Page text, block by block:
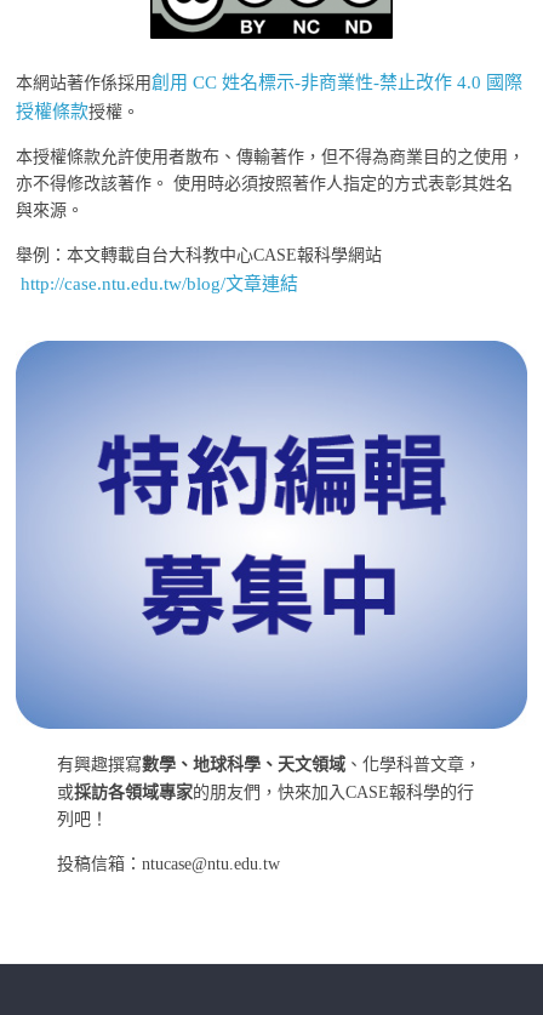
本網站著作係採用創用 CC 姓名標示-非商業性-禁止改作 4.0 國際
授權條款授權。
本授權條款允許使用者散布、傳輸著作，但不得為商業目的之使用，
亦不得修改該著作。 使用時必須按照著作人指定的方式表彰其姓名
與來源。
舉例：本文轉載自台大科教中心CASE報科學網站
http://case.ntu.edu.tw/blog/文章連結
有興趣撰寫數學、地球科學、天文領域 、化學科普文章，
或採訪各領域專家的朋友們，快來加入CASE報科學的行
列吧！
投稿信箱：ntucase@ntu.edu.tw